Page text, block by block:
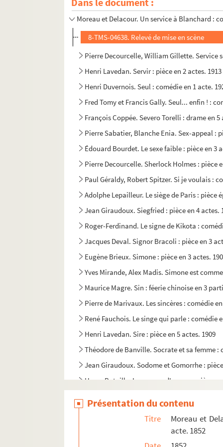
Jean Yole. La servante sans gages : pièce en
Moreau et Delacour. Un service à Blanchard :
8-TMS-04638. Relevé de mise en scène
Pierre Decourcelle, William Gillette. Service
Henri Lavedan. Servir : pièce en 2 actes. 1913
Henri Duvernois. Seul : comédie en 1 acte.
Fred Tomy et Francis Gally. Seul... enfin ! :
François Coppée. Severo Torelli : drame en 5
Pierre Sabatier, Blanche Enia. Sex-appeal :
Édouard Bourdet. Le sexe faible : pièce en 3
Pierre Decourcelle. Sherlock Holmes : pièce
Paul Géraldy, Robert Spitzer. Si je voulais :
Adolphe Lepailleur. Le siège de Paris :
Jean Giraudoux. Siegfried : pièce en 4 actes.
Roger-Ferdinand. Le signe de Kikota :
Jacques Deval. Signor Bracoli : pièce en 3
Eugène Brieux. Simone : pièce en 3 actes.
Yves Mirande, Alex Madis. Simone est
Maurice Magre. Sin : féerie chinoise en 3
Pierre de Marivaux. Les sincères : comédie
René Fauchois. Le singe qui parle : comédie
Henri Lavedan. Sire : pièce en 5 actes. 1909
Théodore de Banville. Socrate et sa femme :
Jean Giraudoux. Sodome et Gomorrhe :
Henry Bataille. Les soeurs d'amour : pièce
José de Bérys, Marcel Doligny . Un soir chez
Raoul Moretti, Paul Armont, Marcel
Présentation du contenu
Titre
Moreau et
acte. 1852